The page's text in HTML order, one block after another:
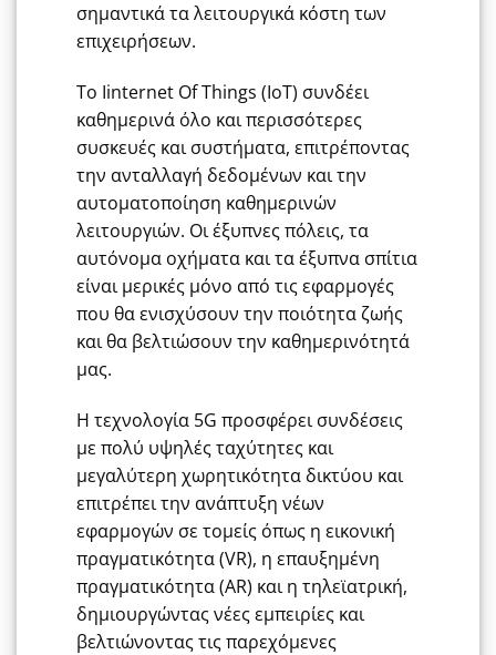
σημαντικά τα λειτουργικά κόστη των
επιχειρήσεων.
Το Iinternet Of Things (ΙοΤ) συνδέει
καθημερινά όλο και περισσότερες
συσκευές και συστήματα, επιτρέποντας
την ανταλλαγή δεδομένων και την
αυτοματοποίηση καθημερινών
λειτουργιών. Οι έξυπνες πόλεις, τα
αυτόνομα οχήματα και τα έξυπνα σπίτια
είναι μερικές μόνο από τις εφαρμογές
που θα ενισχύσουν την ποιότητα ζωής
και θα βελτιώσουν την καθημερινότητά
μας.
Η τεχνολογία 5G προσφέρει συνδέσεις
με πολύ υψηλές ταχύτητες και
μεγαλύτερη χωρητικότητα δικτύου και
επιτρέπει την ανάπτυξη νέων
εφαρμογών σε τομείς όπως η εικονική
πραγματικότητα (VR), η επαυξημένη
πραγματικότητα (AR) και η τηλεϊατρική,
δημιουργώντας νέες εμπειρίες και
βελτιώνοντας τις παρεχόμενες